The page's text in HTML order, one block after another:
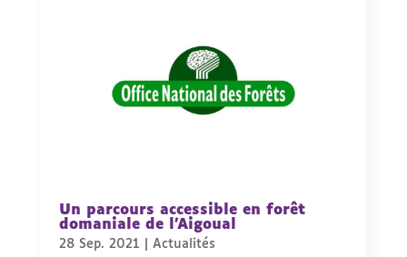
Un parcours accessible en forêt
domaniale de l’Aigoual
28 Sep. 2021 Actualités